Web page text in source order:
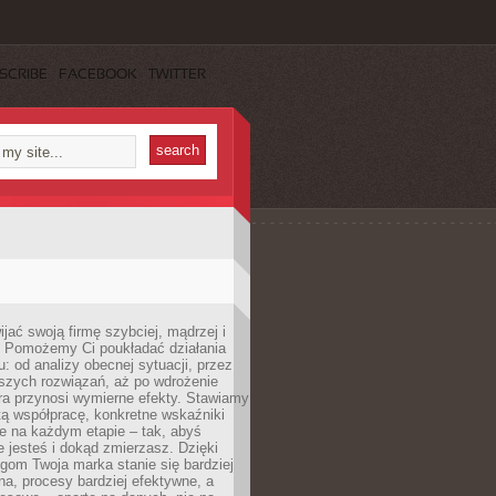
FACEBOOK TWITTER
swoją firmę szybciej, mądrzej i
Ci poukładać działania
od analizy obecnej sytuacji, przez
rozwiązań, aż po wdrożenie
przynosi wymierne efekty. Stawiamy
współpracę, konkretne wskaźniki
na każdym etapie – tak, abyś
jesteś i dokąd zmierzasz. Dzięki
Twoja marka stanie się bardziej
procesy bardziej efektywne, a